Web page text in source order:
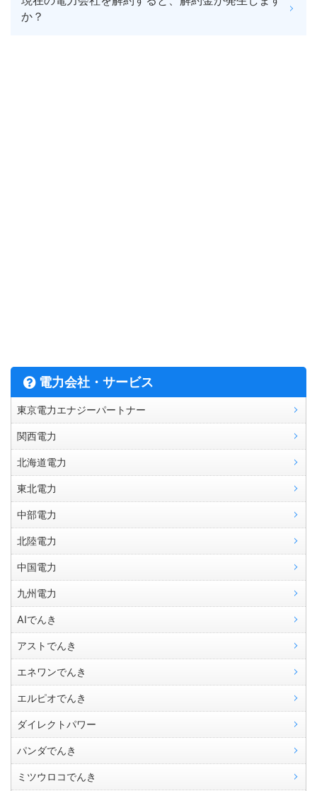
か？
電力会社・サービス
東京電力エナジーパートナー
関西電力
北海道電力
東北電力
中部電力
北陸電力
中国電力
九州電力
AIでんき
アストでんき
エネワンでんき
エルピオでんき
ダイレクトパワー
パンダでんき
ミツウロコでんき